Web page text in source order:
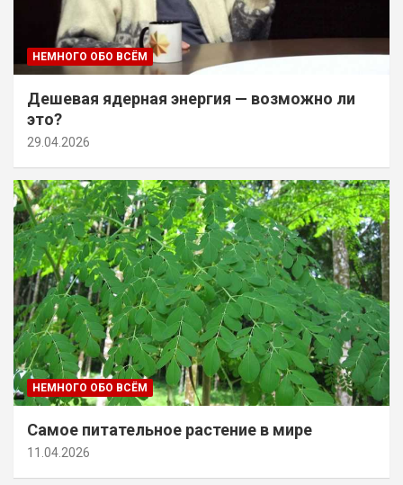
НЕМНОГО ОБО ВСЁМ
Дешевая ядерная энергия — возможно ли
это?
29.04.2026
НЕМНОГО ОБО ВСЁМ
Самое питательное растение в мире
11.04.2026